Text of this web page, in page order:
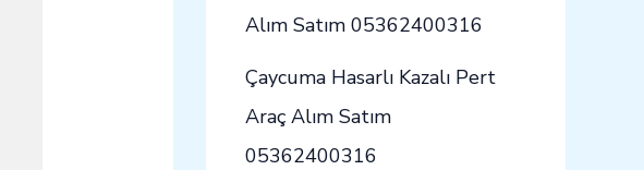
Alım Satım 05362400316
Çaycuma Hasarlı Kazalı Pert
Araç Alım Satım
05362400316